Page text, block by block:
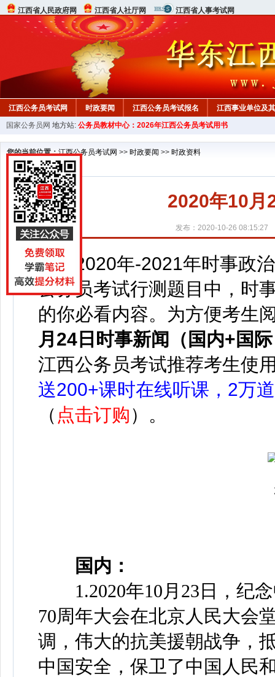
江西省人民政府网 江西省人社厅网 江西省人事考试网
江西公务员考试网 时政要闻 江西公务员考试报名 江西事业单位及
行测真题 在线咨询 教材中心
国家公务员网 地方站: 公务员教材中心：2026年江西公务员考试用书
您的当前位置：江西公务员考试网 >> 时政要闻 >> 时政资料
2020年10月
发布：2020-10-26 08:15:27
2020年-2021年时事政治
公务员考试行测题目中，时
的你必看内容。为方便考生
月24 日时事新闻（国内+国
江西公务员考试推荐考生使
送200+课时在线听课，2万
（ 点击订购）。
国内：
1.2020年10月23日，纪念
70周年大会在北京人民大会
调，伟大的抗美援朝战争，
中国安全，保卫了中国人民